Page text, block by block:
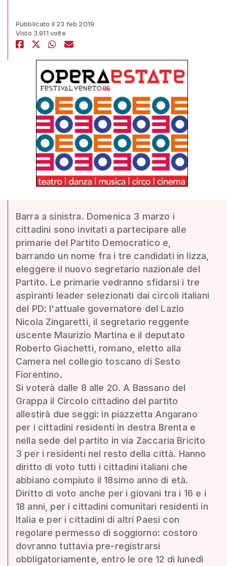
Pubblicato il 23 feb 2019
Visto 3.911 volte
Barra a sinistra. Domenica 3 marzo i
cittadini sono invitati a partecipare alle
primarie del Partito Democratico e,
barrando un nome fra i tre candidati in lizza,
eleggere il nuovo segretario nazionale del
Partito. Le primarie vedranno sfidarsi i tre
aspiranti leader selezionati dai circoli italiani
del PD: l'attuale governatore del Lazio
Nicola Zingaretti, il segretario reggente
uscente Maurizio Martina e il deputato
Roberto Giachetti, romano, eletto alla
Camera nel collegio toscano di Sesto
Fiorentino.
Si voterà dalle 8 alle 20. A Bassano del
Grappa il Circolo cittadino del partito
allestirà due seggi: in piazzetta Angarano
per i cittadini residenti in destra Brenta e
nella sede del partito in via Zaccaria Bricito
3 per i residenti nel resto della città. Hanno
diritto di voto tutti i cittadini italiani che
abbiano compiuto il 18simo anno di età.
Diritto di voto anche per i giovani tra i 16 e i
18 anni, per i cittadini comunitari residenti in
Italia e per i cittadini di altri Paesi con
regolare permesso di soggiorno: costoro
dovranno tuttavia pre-registrarsi
obbligatoriamente, entro le ore 12 di lunedì